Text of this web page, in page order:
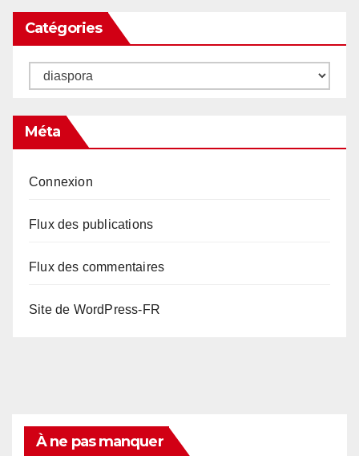
Catégories
Catégories
Méta
Connexion
Flux des publications
Flux des commentaires
Site de WordPress-FR
À ne pas manquer